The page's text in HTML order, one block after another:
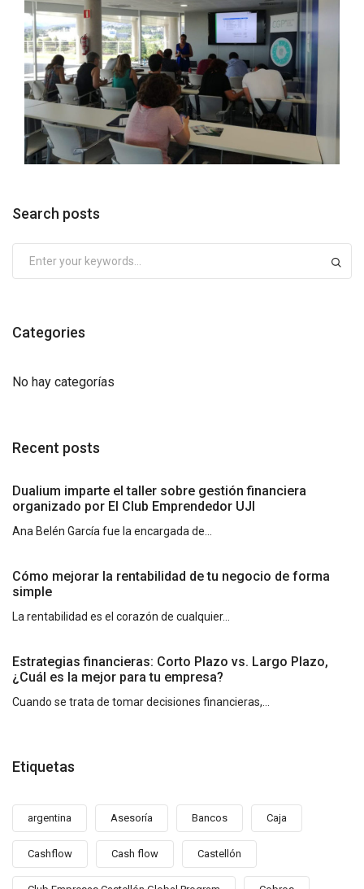
Search posts
Categories
No hay categorías
Recent posts
Dualium imparte el taller sobre gestión financiera
organizado por El Club Emprendedor UJI
Ana Belén García fue la encargada de...
Cómo mejorar la rentabilidad de tu negocio de forma
simple
La rentabilidad es el corazón de cualquier...
Estrategias financieras: Corto Plazo vs. Largo Plazo,
¿Cuál es la mejor para tu empresa?
Cuando se trata de tomar decisiones financieras,...
Etiquetas
argentina Asesoría Bancos Caja
Cashflow Cash flow Castellón